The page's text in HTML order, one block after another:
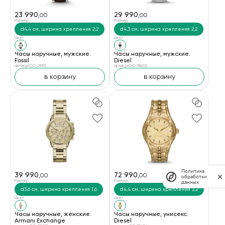
23 990,00
Размер
d4,4 см, ширина крепления 2,2
Цвет
Часы наручные, мужские.
Fossil
артикул OC-29113
в корзину
29 990,00
Размер
d4,3 см, ширина крепления 2,2
Цвет
Часы наручные, мужские.
Diesel
артикул OC-78602
в корзину
39 990,00
Размер
d3,6 см, ширина крепления 1,6
Цвет
Часы наручные, женские.
Armani Exchange
72 990,00
Размер
d4,4 см, ширина крепления 2,2
Цвет
Часы наручные, унисекс.
Diesel
Политика
обработки
данных